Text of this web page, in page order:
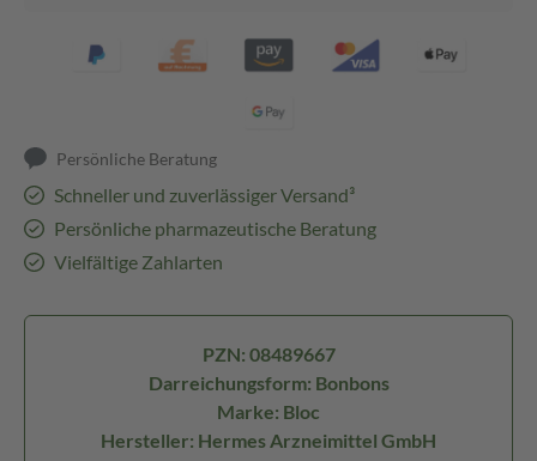
Persönliche Beratung
Schneller und zuverlässiger Versand³
Persönliche pharmazeutische Beratung
Vielfältige Zahlarten
PZN: 08489667
Darreichungsform: Bonbons
Marke: Bloc
Hersteller: Hermes Arzneimittel GmbH